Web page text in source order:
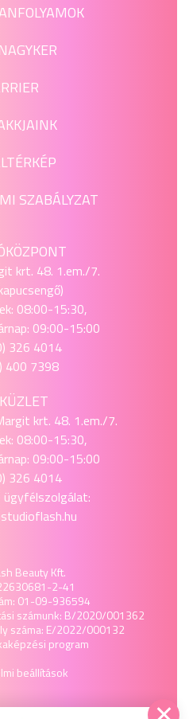
SZABÁLYZAT
krt. 48. 1.em./7.
08:00-15:30,
09:00-15:00
326 4014
400 7398
krt. 48. 1.em./7.
08:00-15:30,
09:00-15:00
326 4014
ügyfélszolgálat:
Beauty Kft.
2-41
01-09-936594
számunk: B/2020/001362
száma: E/2022/000132
képzési program
beállítások